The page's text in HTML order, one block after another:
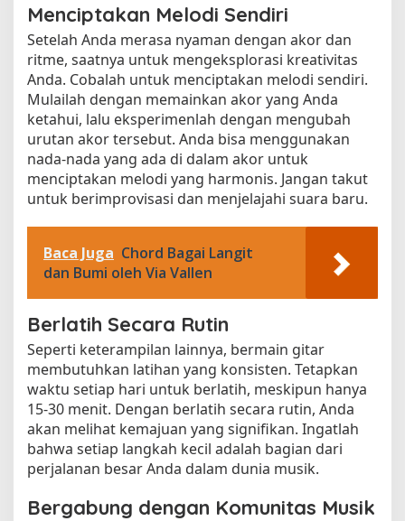
Menciptakan Melodi Sendiri
Setelah Anda merasa nyaman dengan akor dan
ritme, saatnya untuk mengeksplorasi kreativitas
Anda. Cobalah untuk menciptakan melodi sendiri.
Mulailah dengan memainkan akor yang Anda
ketahui, lalu eksperimenlah dengan mengubah
urutan akor tersebut. Anda bisa menggunakan
nada-nada yang ada di dalam akor untuk
menciptakan melodi yang harmonis. Jangan takut
untuk berimprovisasi dan menjelajahi suara baru.
Baca Juga Chord Bagai Langit
dan Bumi oleh Via Vallen
Berlatih Secara Rutin
Seperti keterampilan lainnya, bermain gitar
membutuhkan latihan yang konsisten. Tetapkan
waktu setiap hari untuk berlatih, meskipun hanya
15-30 menit. Dengan berlatih secara rutin, Anda
akan melihat kemajuan yang signifikan. Ingatlah
bahwa setiap langkah kecil adalah bagian dari
perjalanan besar Anda dalam dunia musik.
Bergabung dengan Komunitas Musik